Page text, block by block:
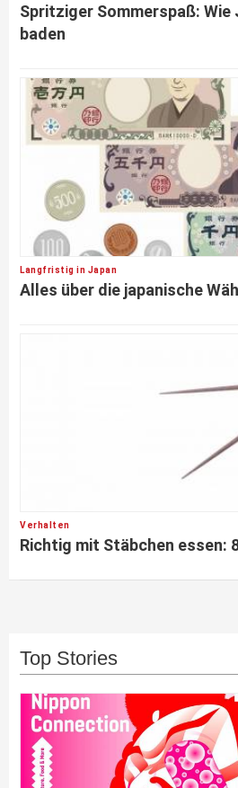
Spritziger Sommerspaß: Wie
baden
Langfristig in Japan
Alles über die japanische
Verhalten
Richtig mit Stäbchen essen:
Top Stories